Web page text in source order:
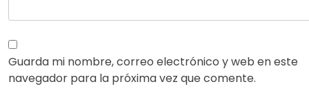
Guarda mi nombre, correo electrónico y web en este
navegador para la próxima vez que comente.